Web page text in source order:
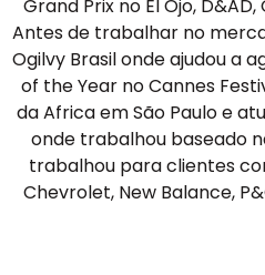
Grand Prix no El Ojo,
Antes de trabalhar no
Ogilvy Brasil onde ajudou a
of the Year no Cannes
da Africa em São Paulo e
onde trabalhou baseado
trabalhou para clientes
Chevrolet, New Balance,